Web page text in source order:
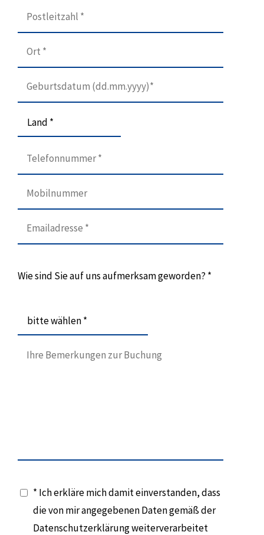
Land *
Wie sind Sie auf uns aufmerksam geworden? *
bitte wählen *
* Ich erkläre mich damit einverstanden, dass
die von mir angegebenen Daten gemäß der
Datenschutzerklärung weiterverarbeitet